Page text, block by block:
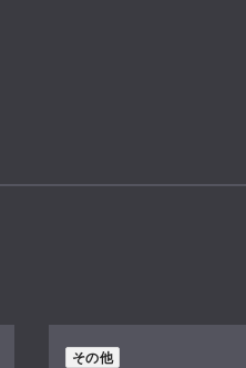
その他